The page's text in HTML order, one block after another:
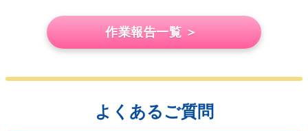
作業報告一覧 ＞
よくあるご質問